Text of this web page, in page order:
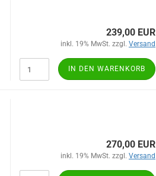
239,00 EUR
inkl. 19% MwSt. zzgl. Versand
IN DEN WARENKORB
270,00 EUR
inkl. 19% MwSt. zzgl. Versand